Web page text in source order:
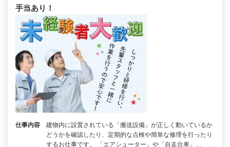
手当あり！
仕事内容
建物内に設置されている「搬送設備」が正しく動いているか
どうかを確認したり、定期的な点検や簡単な修理を行ったり
するお仕事です。 「エアシューター」や「自走台車」…